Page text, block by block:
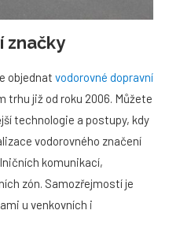
značky
objednat vodorovné dopravní
trhu již od roku 2006. Můžete
technologie a postupy, kdy
vodorovného značení
komunikací,
zón. Samozřejmostí je
u venkovních i